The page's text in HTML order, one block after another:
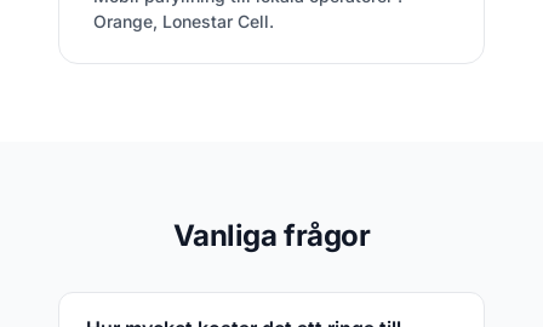
Orange, Lonestar Cell.
Vanliga frågor